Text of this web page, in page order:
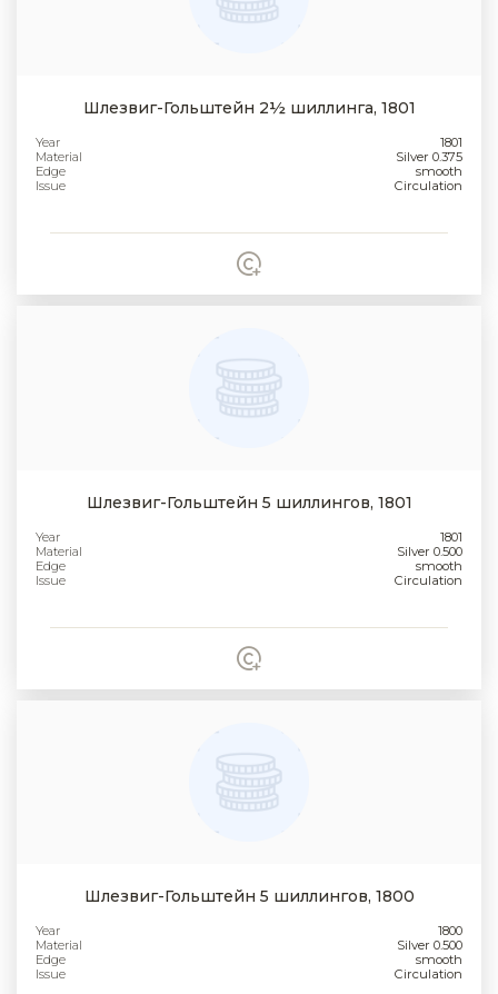
Шлезвиг-Гольштейн 2½ шиллинга, 1801
Year
1801
Material
Silver 0.375
Edge
smooth
Issue
Circulation
Шлезвиг-Гольштейн 5 шиллингов, 1801
Year
1801
Material
Silver 0.500
Edge
smooth
Issue
Circulation
Шлезвиг-Гольштейн 5 шиллингов, 1800
Year
1800
Material
Silver 0.500
Edge
smooth
Issue
Circulation